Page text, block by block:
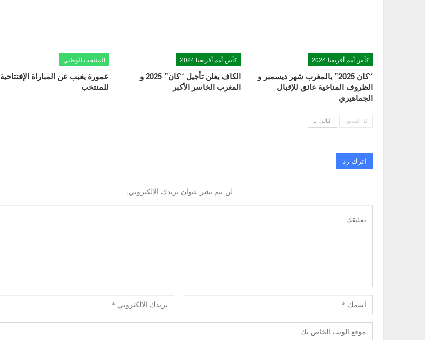
كأس أمم أفريقيا 2024
“كان 2025” بالمغرب شهر ديسمبر و
الظروف المناخية عائق للإقبال
الجماهيري
كأس أمم أفريقيا 2024
الكاف يعلن تأجيل “كان” 2025 و
المغرب الخاسر الأكبر
المنتخب الوطني
عمورة يغيب عن المباراة الإفتتاحية
للمنتخب
السابق التالي
اترك رد
لن يتم نشر عنوان بريدك الإلكتروني.